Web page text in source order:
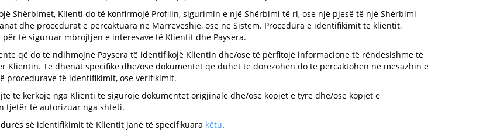
Shërbimet, Klienti do të konfirmojë Profilin, sigurimin e një Shërbimi të ri, ose një pjesë të një Shërbimi
dhe procedurat e përcaktuara në Marrëveshje, ose në Sistem. Procedura e identifikimit të klientit,
të siguruar mbrojtjen e interesave të Klientit dhe Paysera.
që do të ndihmojnë Paysera të identifikojë Klientin dhe/ose të përfitojë informacione të rëndësishme të
Klientin. Të dhënat specifike dhe/ose dokumentet që duhet të dorëzohen do të përcaktohen në mesazhin e
procedurave të identifikimit, ose verifikimit.
të kërkojë nga Klienti të sigurojë dokumentet origjinale dhe/ose kopjet e tyre dhe/ose kopjet e
tjetër të autorizuar nga shteti.
së identifikimit të Klientit janë të specifikuara këtu.